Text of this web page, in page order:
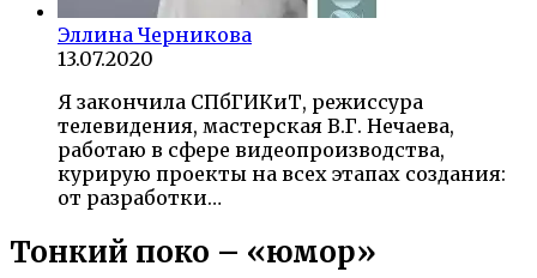
Эллина Черникова
13.07.2020
Я закончила СПбГИКиТ, режиссура
телевидения, мастерская В.Г. Нечаева,
работаю в сфере видеопроизводства,
курирую проекты на всех этапах создания:
от разработки…
Тонкий поко – «юмор»